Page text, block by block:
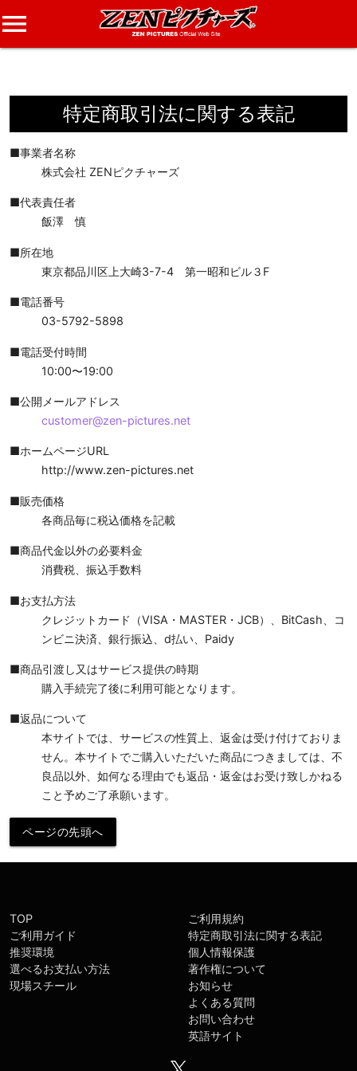
特定商取引法に関する表記
■事業者名称
株式会社 ZENピクチャーズ
■代表責任者
飯澤 慎
■所在地
東京都品川区上大崎3-7-4 第一昭和ビル３F
■電話番号
03-5792-5898
■電話受付時間
10:00〜19:00
■公開メールアドレス
customer@zen-pictures.net
■ホームページURL
http://www.zen-pictures.net
■販売価格
各商品毎に税込価格を記載
■商品代金以外の必要料金
消費税、振込手数料
■お支払方法
クレジットカード（VISA・MASTER・JCB）、BitCash、
コ
ンビニ決済、銀行振込、d払い、Paidy
■商品引渡し又はサービス提供の時期
購入手続完了後に利用可能となります。
■返品について
本サイトでは、サービスの性質上、返金は受け付けておりま
せん。本サイトでご購入いただいた商品につきましては、不
良品以外、如何なる理由でも返品・返金はお受け致しかねる
こと予めご了承願います。
TOP
ご利用ガイド
推奨環境
選べるお支払い方法
現場スチール
ご利用規約
特定商取引法に関する表記
個人情報保護
著作権について
お知らせ
よくある質問
お問い合わせ
英語サイト